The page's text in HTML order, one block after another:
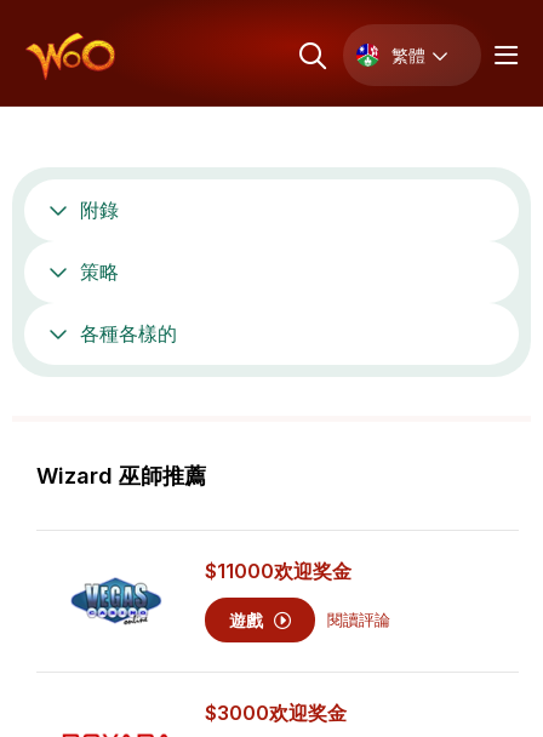
繁體
附錄
策略
各種各樣的
Wizard 巫師推薦
$11000欢迎奖金
遊戲 閱讀評論
$3000欢迎奖金